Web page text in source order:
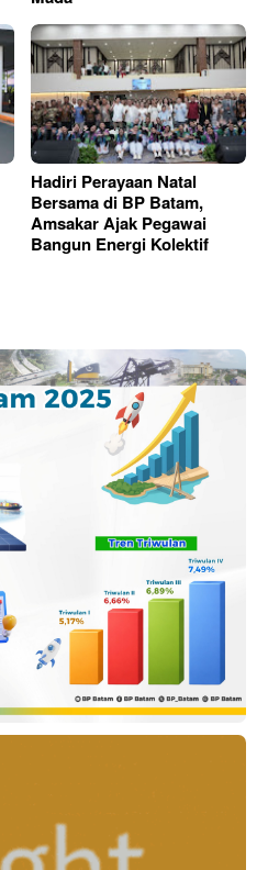
Hadiri Perayaan Natal
Bersama di BP Batam,
Amsakar Ajak Pegawai
Bangun Energi Kolektif